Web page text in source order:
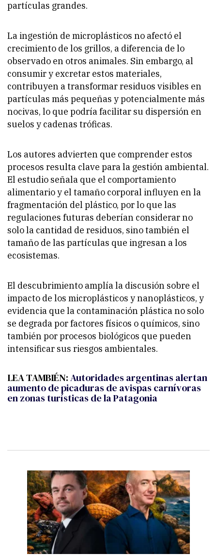
partículas grandes.
La ingestión de microplásticos no afectó el
crecimiento de los grillos, a diferencia de lo
observado en otros animales. Sin embargo, al
consumir y excretar estos materiales,
contribuyen a transformar residuos visibles en
partículas más pequeñas y potencialmente más
nocivas, lo que podría facilitar su dispersión en
suelos y cadenas tróficas.
Los autores advierten que comprender estos
procesos resulta clave para la gestión ambiental.
El estudio señala que el comportamiento
alimentario y el tamaño corporal influyen en la
fragmentación del plástico, por lo que las
regulaciones futuras deberían considerar no
solo la cantidad de residuos, sino también el
tamaño de las partículas que ingresan a los
ecosistemas.
El descubrimiento amplía la discusión sobre el
impacto de los microplásticos y nanoplásticos, y
evidencia que la contaminación plástica no solo
se degrada por factores físicos o químicos, sino
también por procesos biológicos que pueden
intensificar sus riesgos ambientales.
LEA TAMBIÉN:Autoridades argentinas alertan
aumento de picaduras de avispas carnívoras
en zonas turísticas de la Patagonia